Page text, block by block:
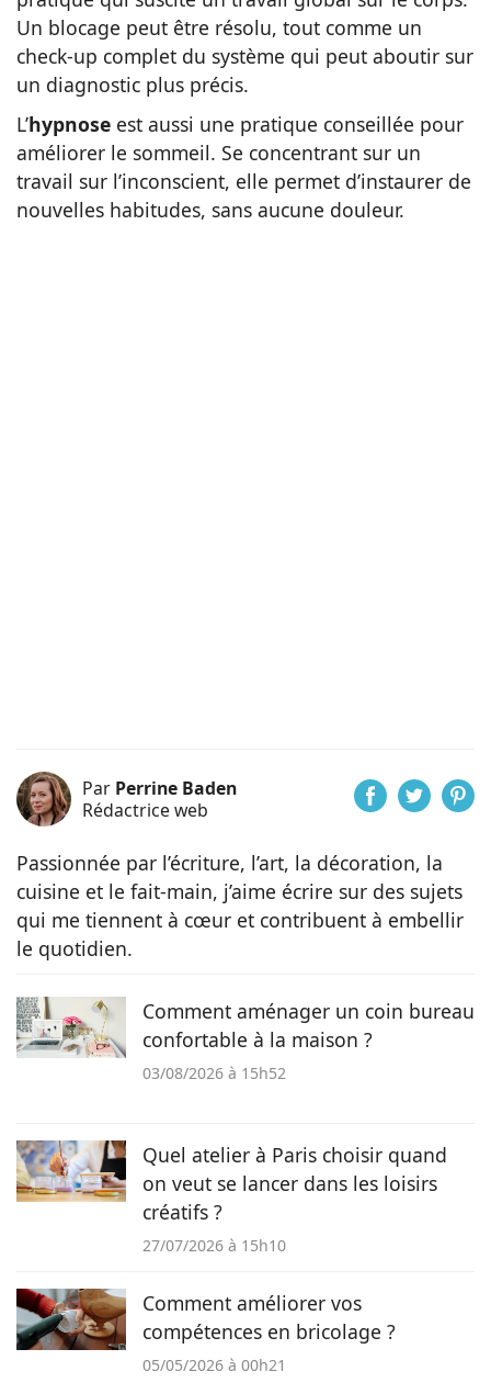
Un blocage peut être résolu, tout comme un
check-up complet du système qui peut aboutir sur
un diagnostic plus précis.
L’hypnose est aussi une pratique conseillée pour
améliorer le sommeil. Se concentrant sur un
travail sur l’inconscient, elle permet d’instaurer de
nouvelles habitudes, sans aucune douleur.
Par Perrine Baden
Rédactrice web
Passionnée par l’écriture, l’art, la décoration, la
cuisine et le fait-main, j’aime écrire sur des sujets
qui me tiennent à cœur et contribuent à embellir
le quotidien.
Comment aménager un coin bureau
confortable à la maison ?
03/08/2026 à 15h52
Quel atelier à Paris choisir quand
on veut se lancer dans les loisirs
créatifs ?
27/07/2026 à 15h10
Comment améliorer vos
compétences en bricolage ?
05/05/2026 à 00h21